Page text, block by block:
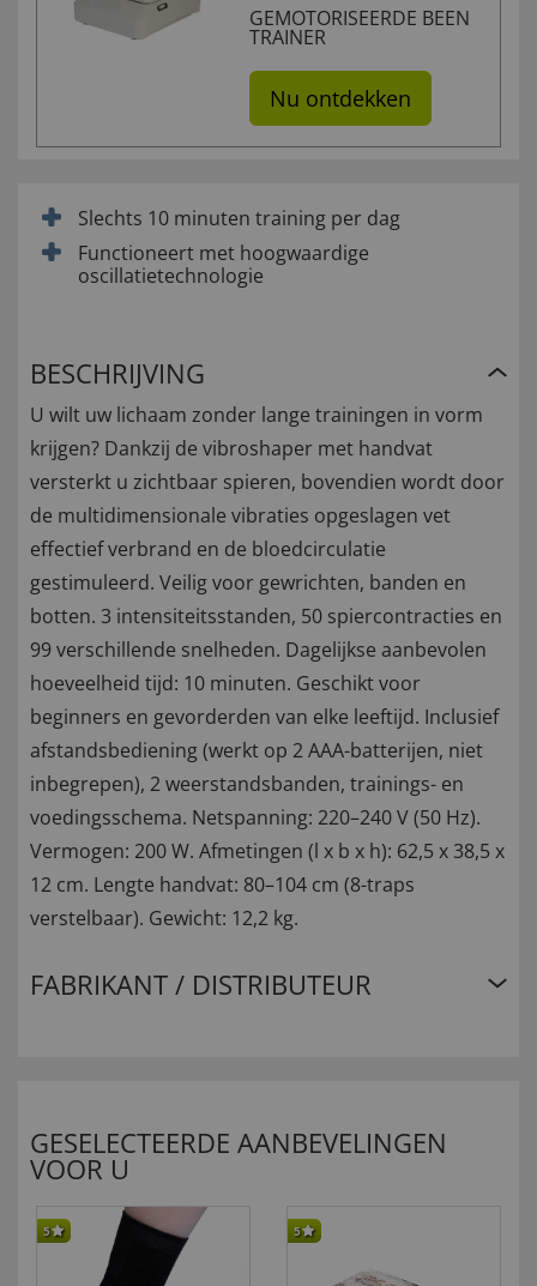
GEMOTORISEERDE BEEN
TRAINER
Nu ontdekken
Slechts 10 minuten training per dag
Functioneert met hoogwaardige
oscillatietechnologie
BESCHRIJVING
U wilt uw lichaam zonder lange trainingen in vorm
krijgen? Dankzij de vibroshaper met handvat
versterkt u zichtbaar spieren, bovendien wordt door
de multidimensionale vibraties opgeslagen vet
effectief verbrand en de bloedcirculatie
gestimuleerd. Veilig voor gewrichten, banden en
botten. 3 intensiteitsstanden, 50 spiercontracties en
99 verschillende snelheden. Dagelijkse aanbevolen
hoeveelheid tijd: 10 minuten. Geschikt voor
beginners en gevorderden van elke leeftijd. Inclusief
afstandsbediening (werkt op 2 AAA-batterijen, niet
inbegrepen), 2 weerstandsbanden, trainings- en
voedingsschema. Netspanning: 220–240 V (50 Hz).
Vermogen: 200 W. Afmetingen (l x b x h): 62,5 x 38,5 x
12 cm. Lengte handvat: 80–104 cm (8-traps
verstelbaar). Gewicht: 12,2 kg.
FABRIKANT / DISTRIBUTEUR
GESELECTEERDE AANBEVELINGEN
VOOR U
5 5